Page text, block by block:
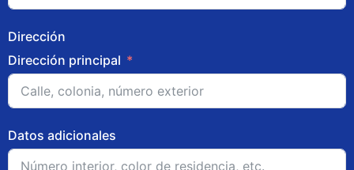
Dirección
Dirección principal
Datos adicionales